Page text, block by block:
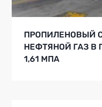
ПРОПИЛЕНОВЫЙ
НЕФТЯНОЙ ГАЗ В
1,61 МПА